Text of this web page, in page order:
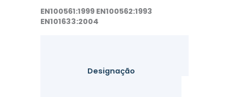
EN100561:1999 EN100562:1993
EN101633:2004
Designação